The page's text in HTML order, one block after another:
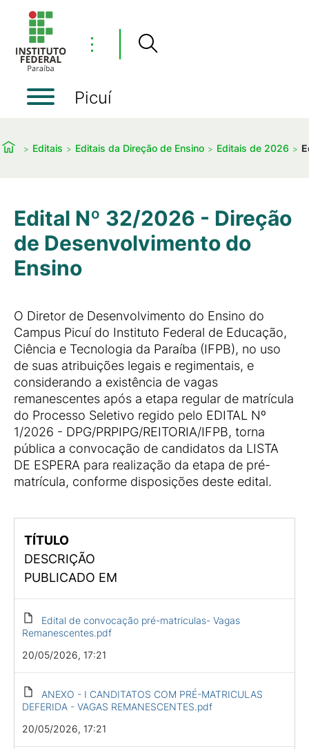
⋮
Picuí
Editais Editais da Direção de Ensino Editais de 2026
Edital Nº 32/2026 - Direção
de Desenvolvimento do
Ensino
O Diretor de Desenvolvimento do Ensino do
Campus Picuí do Instituto Federal de Educação,
Ciência e Tecnologia da Paraíba (IFPB), no uso
de suas atribuições legais e regimentais, e
considerando a existência de vagas
remanescentes após a etapa regular de matrícula
do Processo Seletivo regido pelo EDITAL Nº
1/2026 - DPG/PRPIPG/REITORIA/IFPB, torna
pública a convocação de candidatos da LISTA
DE ESPERA para realização da etapa de pré-
matrícula, conforme disposições deste edital.
TÍTULO
DESCRIÇÃO
PUBLICADO EM
Edital de convocação pré-matriculas- Vagas
Remanescentes.pdf
20/05/2026, 17:21
ANEXO - I CANDITATOS COM PRÉ-MATRICULAS
DEFERIDA - VAGAS REMANESCENTES.pdf
20/05/2026, 17:21